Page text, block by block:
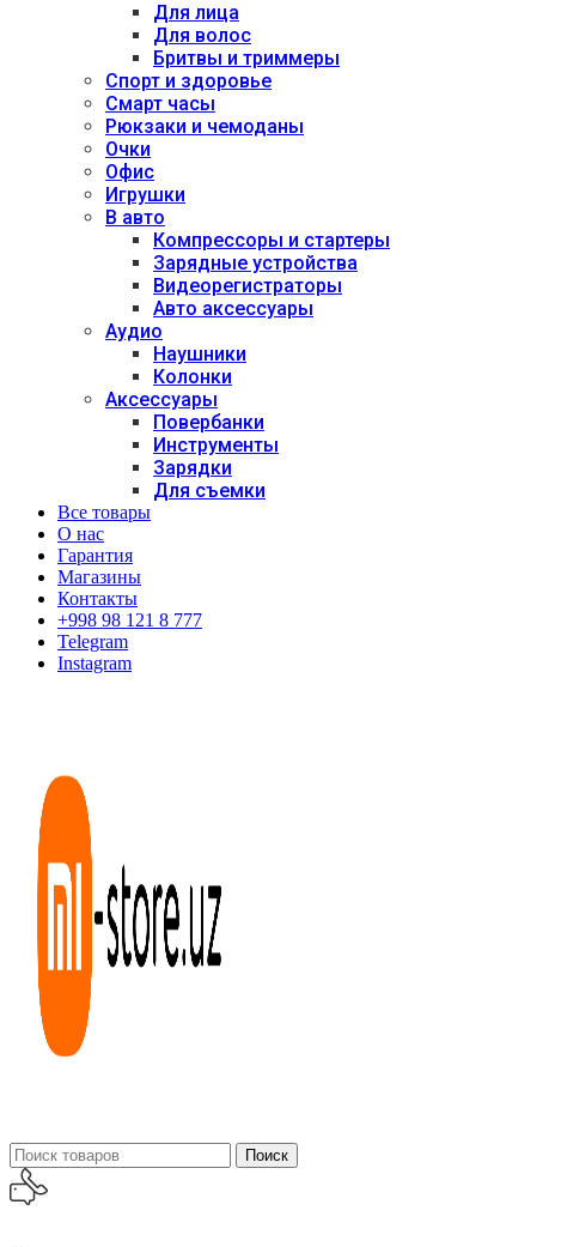
Для лица
Для волос
Бритвы и триммеры
Спорт и здоровье
Смарт часы
Рюкзаки и чемоданы
Очки
Офис
Игрушки
В авто
Компрессоры и стартеры
Зарядные устройства
Видеорегистраторы
Авто аксессуары
Аудио
Наушники
Колонки
Аксессуары
Повербанки
Инструменты
Зарядки
Для съемки
Все товары
О нас
Гарантия
Магазины
Контакты
+998 98 121 8 777
Telegram
Instagram
Поиск